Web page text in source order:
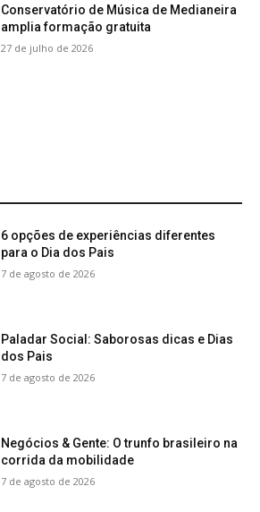
Conservatório de Música de Medianeira
amplia formação gratuita
27 de julho de 2026
6 opções de experiências diferentes
para o Dia dos Pais
7 de agosto de 2026
Paladar Social: Saborosas dicas e Dias
dos Pais
7 de agosto de 2026
Negócios & Gente: O trunfo brasileiro na
corrida da mobilidade
7 de agosto de 2026